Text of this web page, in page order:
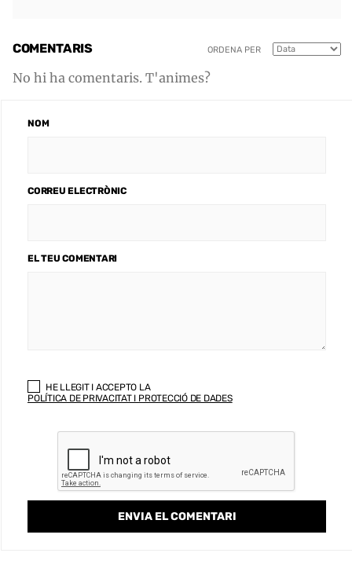
COMENTARIS ORDENA PER
No hi ha comentaris. T'animes?
NOM
CORREU ELECTRÒNIC
EL TEU COMENTARI
HE LLEGIT I ACCEPTO LA
POLÍTICA DE PRIVACITAT I PROTECCIÓ DE DADES